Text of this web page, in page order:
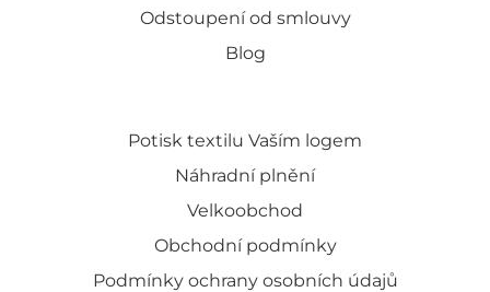
Odstoupení od smlouvy
Blog
Potisk textilu Vaším logem
Náhradní plnění
Velkoobchod
Obchodní podmínky
Podmínky ochrany osobních údajů